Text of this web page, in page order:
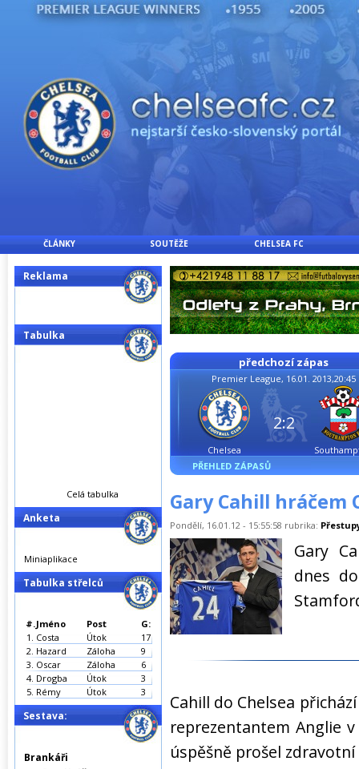
ČLÁNKY SOUTĚŽE CHELSEA FC
předchozí zápas
Premier League, 16.01. 2013,20:45
Chelsea
2:2
PŘEHLED ZÁPASŮ
Gary Cahill hráčem
Pondělí, 16.01.12 - 15:55:58 rubrika:
Gary
dnes
Cahill do Chelsea
reprezentantem Anglie
úspěšně prošel
Reklama
Tabulka
Celá tabulka
Anketa
Miniaplikace
Tabulka střelců
#.Jméno Post
G:
1. Costa Útok
17
2. Hazard Záloha
9
3. Oscar Záloha
6
4. Drogba Útok
3
5. Rémy Útok 3
Sestava:
Brankáři